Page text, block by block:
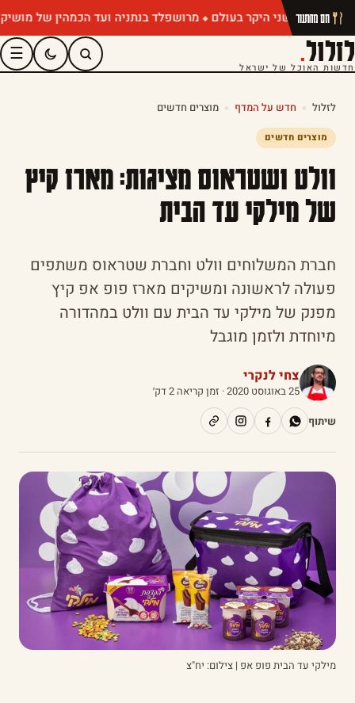
מרושפלד בנתניה ועד הכמהין של מושיק רוט: חם מהתנור
לזלול.
חדשות האוכל של ישראל
☰
לזלול » חדש על המדף » מוצרים חדשים
מוצרים חדשים
וולט ושטראוס מציגות: מארז קיץ
של מילקי עד הבית
חברת המשלוחים וולט וחברת שטראוס משתפים
פעולה לראשונה ומשיקים מארז פופ אפ קיץ
מפנק של מילקי עד הבית עם וולט במהדורה
מיוחדת ולזמן מוגבל
צחי לנקרי
25 באוגוסט 2020
· זמן קריאה 2 דק׳
שיתוף
מילקי עד הבית פופ אפ | צילום: יח"צ